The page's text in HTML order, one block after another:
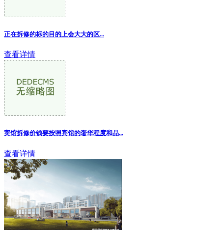
正在拆修的标的目的上会大大的区...
查看详情
宾馆拆修价钱要按照宾馆的奢华程度和品...
查看详情